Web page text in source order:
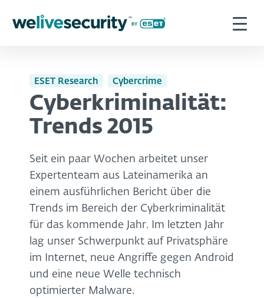
ESET Research Cybercrime
Cyberkriminalität:
Trends 2015
Seit ein paar Wochen arbeitet unser
Expertenteam aus Lateinamerika an
einem ausführlichen Bericht über die
Trends im Bereich der Cyberkriminalität
für das kommende Jahr. Im letzten Jahr
lag unser Schwerpunkt auf Privatsphäre
im Internet, neue Angriffe gegen Android
und eine neue Welle technisch
optimierter Malware.